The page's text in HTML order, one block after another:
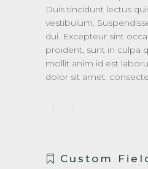
Duis tincidunt lectus
vestibulum.
dui. Excepteur sint
proident, sunt in culpa
mollit anim id est
dolor sit amet,
Custom